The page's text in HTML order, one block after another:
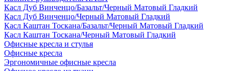
Касл Дуб Винченцо/Базальт/Черный Матовый Гладкий
Касл Дуб Винченцо/Черный Матовый Гладкий
Касл Каштан Тоскана/Базальт/Черный Матовый Гладкий
Касл Каштан Тоскана/Черный Матовый Гладкий
Офисные кресла и стулья
Офисные кресла
Эргономичные офисные кресла